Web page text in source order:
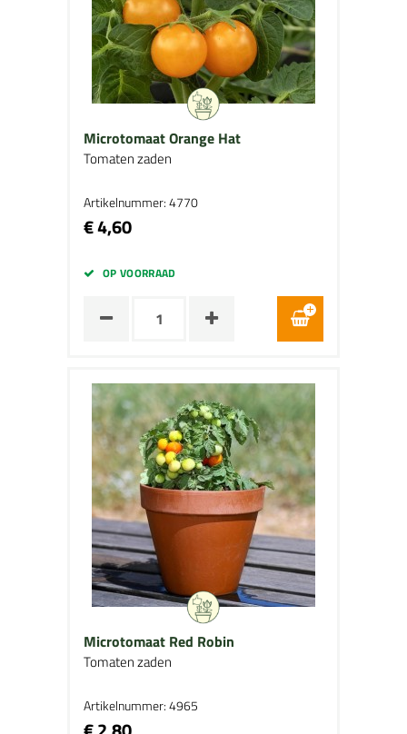
Microtomaat Orange Hat
Tomaten zaden
Artikelnummer: 4770
€ 4,60
OP VOORRAAD
Microtomaat Red Robin
Tomaten zaden
Artikelnummer: 4965